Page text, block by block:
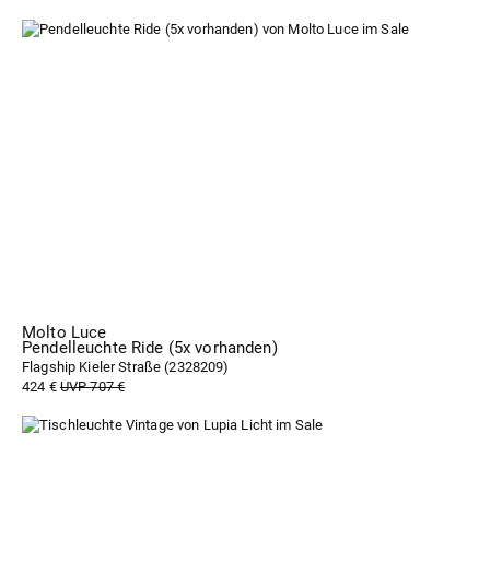
Molto Luce
Pendelleuchte Ride (5x vorhanden)
Flagship Kieler Straße (2328209)
424 €UVP 707 €